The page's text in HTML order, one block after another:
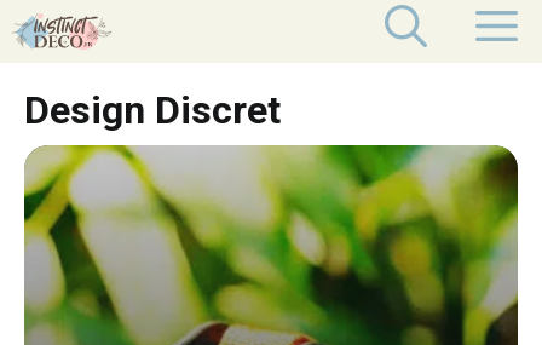
Aller
au
Design Discret